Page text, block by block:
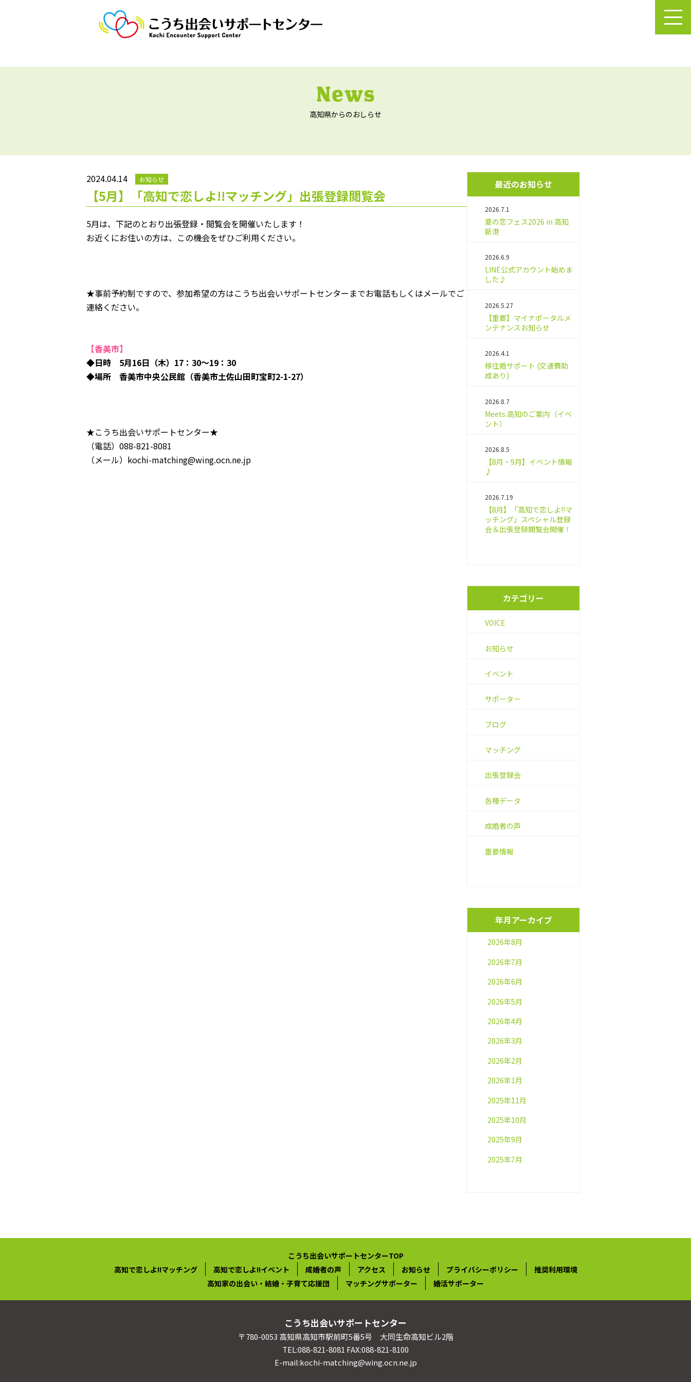
高知県からのおしらせ
2024.04.14 お知らせ
【5月】「高知で恋しよ!!マッチング」出張登録閲覧会
5月は、下記のとおり出張登録・閲覧会を開催いたします！
お近くにお住いの方は、この機会をぜひご利用ください。
★事前予約制ですので、参加希望の方はこうち出会いサポートセンターまでお電話もしくはメールでご
連絡ください。
【香美市】
◆日時 5月16日（木）17：30～19：30
◆場所 香美市中央公民館（香美市土佐山田町宝町2-1-27）
★こうち出会いサポートセンター★
（電話）088-821-8081
（メール）kochi-matching@wing.ocn.ne.jp
最近のお知らせ
2026.7.1
夏の恋フェス2026 in 高知
新港
2026.6.9
LINE公式アカウント始めま
した♪
2026.5.27
【重要】マイナポータルメ
ンテナンスお知らせ
2026.4.1
移住婚サポート (交通費助
成あり)
2026.8.7
Meets.高知のご案内（イベ
ント）
2026.8.5
【8月・9月】イベント情報
♪
2026.7.19
【8月】「高知で恋しよ!!マ
ッチング」スペシャル登録
会＆出張登録閲覧会開催！
カテゴリー
VOICE
お知らせ
イベント
サポーター
ブログ
マッチング
出張登録会
各種データ
成婚者の声
重要情報
年月アーカイブ
2026年8月
2026年7月
2026年6月
2026年5月
2026年4月
2026年3月
2026年2月
2026年1月
2025年11月
2025年10月
2025年9月
2025年7月
こうち出会いサポートセンターTOP
高知で恋しよ!!マッチング
高知で恋しよ!!イベント 成婚者の声 アクセス お知らせ プライバシーポリシー
推奨利用環境
高知家の出会い・結婚・子育て応援団
マッチングサポーター 婚活サポーター
こうち出会いサポートセンター
〒780-0053 高知県高知市駅前町5番5号 大同生命高知ビル2階
TEL:088-821-8081 FAX:088-821-8100
E-mail:kochi-matching@wing.ocn.ne.jp